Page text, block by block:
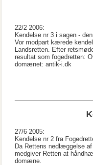
22/2 2006:
Kendelse nr 3 i sagen -
Vor modpart kærede
Landsretten. Efter
resultat som fogedretten:
domænet: antik-i.dk
27/6 2005:
Kendelse nr 2 fra
Da Rettens nedlæggelse
medgiver Retten at
domæne.